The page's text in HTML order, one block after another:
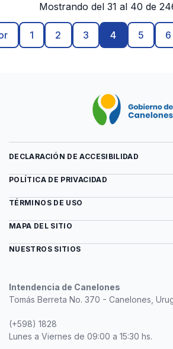
Mostrando del 31 al 40 de
1 2 3 4 5 6
Intendencia de Canelones
Tomás Berreta No. 370 - Canelones,
(+598) 1828
Lunes a Viernes de 09:00 a 15:30 hs.
DECLARACIÓN DE ACCESIBILIDAD
POLÍTICA DE PRIVACIDAD
TÉRMINOS DE USO
MAPA DEL SITIO
NUESTROS SITIOS